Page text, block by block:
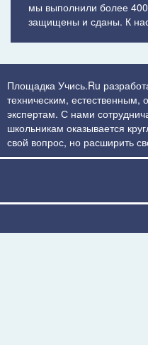
мы выполнили более
защищены и сданы. К
Площадка Учись.Ru
техническим,
экспертам. С нами
школьникам оказывается
свой вопрос, но расширить